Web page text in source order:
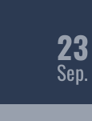
23
Sep.